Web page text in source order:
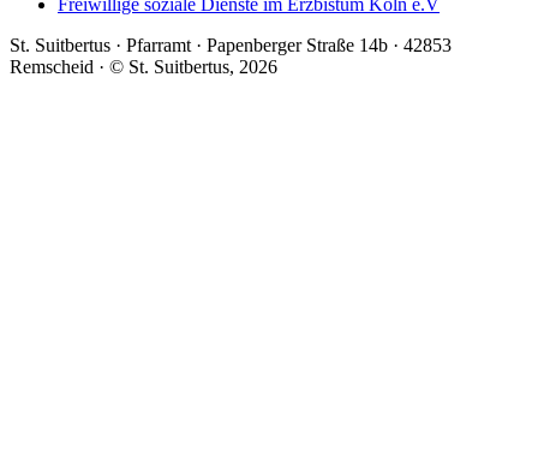
St. Suitbertus · Pfarramt · Papenberger Straße 14b · 42853
Remscheid · © St. Suitbertus, 2026